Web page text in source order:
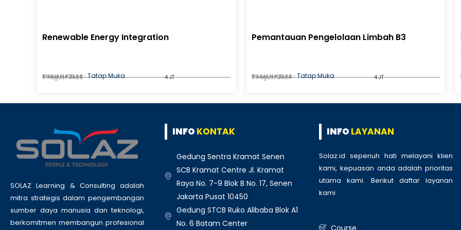
Renewable Energy Integration
PILIHAN KELAS :Tatap Muka
8 August 2026 4 JT
Pemantauan Pengelolaan Limbah B3
PILIHAN KELAS :Tatap Muka
11 August 2026 4 JT
SOLAZ Learning & Consulting adalah
mitra strategis dalam pengembangan
sumber daya manusia dan teknologi,
berkomitmen membangun profesional
INFO KONTAK
Gedung Sentra Kramat Senen
SCB Kramat Centre Jl. Kramat
Raya No. 7-9 Blok B No. 17, Senen
Jakarta Pusat 10450
Gedung STCB Ruko Alibaba Blok A1
No. 6 Batam Center
INFO LAYANAN
Solaz.id sepenuh hati melayani klien
kami, kepuasan anda adalah prioritas
utama kami. Berikut daftar layanan
kami
Course